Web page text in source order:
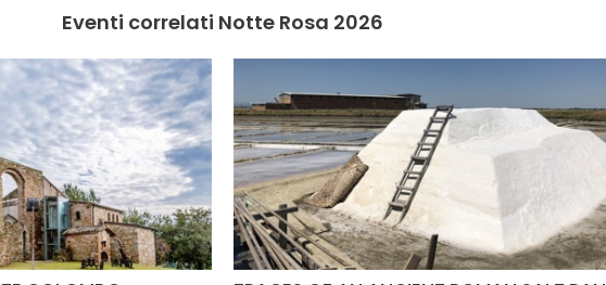
Eventi correlati Notte Rosa 2026